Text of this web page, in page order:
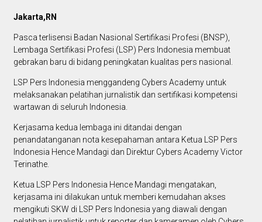
Jakarta,RN
Pasca terlisensi Badan Nasional Sertifikasi Profesi (BNSP),
Lembaga Sertifikasi Profesi (LSP) Pers Indonesia membuat
gebrakan baru di bidang peningkatan kualitas pers nasional.
LSP Pers Indonesia menggandeng Cybers Academy untuk
melaksanakan pelatihan jurnalistik dan sertifikasi kompetensi
wartawan di seluruh Indonesia.
Kerjasama kedua lembaga ini ditandai dengan
penandatanganan nota kesepahaman antara Ketua LSP Pers
Indonesia Hence Mandagi dan Direktur Cybers Academy Victor
Terinathe.
Ketua LSP Pers Indonesia Hence Mandagi mengatakan,
kerjasama ini dilakukan untuk memberi kemudahan akses
mengikuti SKW di LSP Pers Indonesia yang diawali dengan